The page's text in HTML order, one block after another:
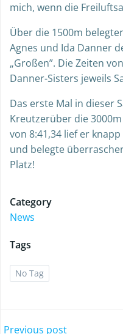
mich, wenn die
Über die 1500m
Agnes und Ida Danner
„Großen”. Die Zeiten
Danner-Sisters jeweils
Das erste Mal in dieser
Kreutzerüber die
von 8:41,34 lief er
und belegte
Platz!
Category
News
Tags
No Tag
Previous post